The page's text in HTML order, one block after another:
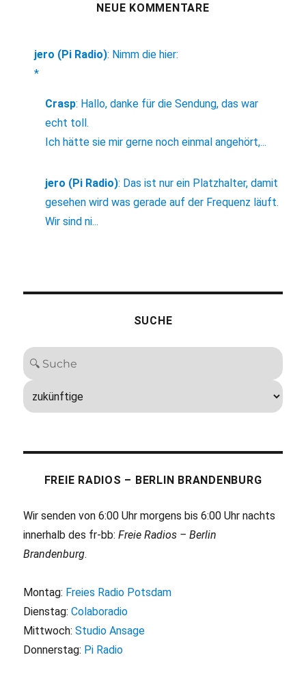
NEUE KOMMENTARE
jero (Pi Radio): Nimm die hier:
*
Crasp: Hallo, danke für die Sendung, das war
echt toll.
Ich hätte sie mir gerne noch einmal angehört,...
jero (Pi Radio): Das ist nur ein Platzhalter, damit
gesehen wird was gerade auf der Frequenz läuft.
Wir sind ni...
SUCHE
FREIE RADIOS – BERLIN BRANDENBURG
Wir senden von 6:00 Uhr morgens bis 6:00 Uhr nachts
innerhalb des fr-bb:Freie Radios – Berlin
Brandenburg.
Montag: Freies Radio Potsdam
Dienstag:Colaboradio
Mittwoch:Studio Ansage
Donnerstag: Pi Radio